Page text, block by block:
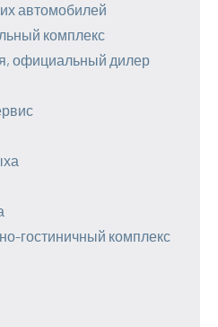
автомобилей
комплекс
официальный дилер
гостиничный комплекс